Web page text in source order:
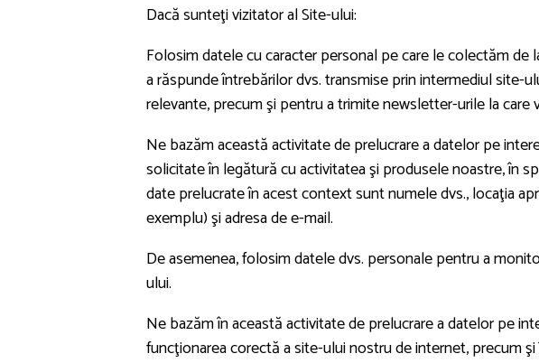
Dacă sunteţi vizitator al Site-ului:
Folosim datele cu caracter personal pe care le colectăm de
a răspunde întrebărilor dvs. transmise prin intermediul site-
relevante, precum şi pentru a trimite newsletter-urile la
Ne bazăm această activitate de prelucrare a datelor pe
solicitate în legătură cu activitatea şi produsele noastre, în
date prelucrate în acest context sunt numele dvs., locaţia
exemplu) şi adresa de e-mail.
De asemenea, folosim datele dvs. personale pentru a
ului.
Ne bazăm în această activitate de prelucrare a datelor pe
funcţionarea corectă a site-ului nostru de internet, precum